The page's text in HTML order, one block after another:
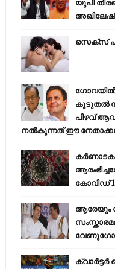
യുപി
അഖിലേഷ്
സെക്സ്
കൂടുതൽ
പിഴവ്
നൽകുന്നത് ഈ
കോവിഡ്
ആരേയും